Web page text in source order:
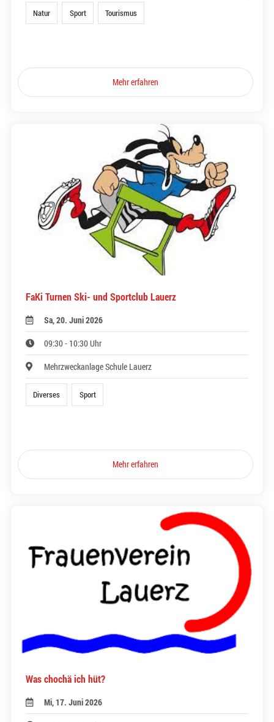
Natur Sport Tourismus
Mehr erfahren
FaKi Turnen Ski- und Sportclub Lauerz
Sa, 20. Juni 2026
09:30 - 10:30 Uhr
Mehrzweckanlage Schule Lauerz
Diverses Sport
Mehr erfahren
Was chochä ich hüt?
Mi, 17. Juni 2026